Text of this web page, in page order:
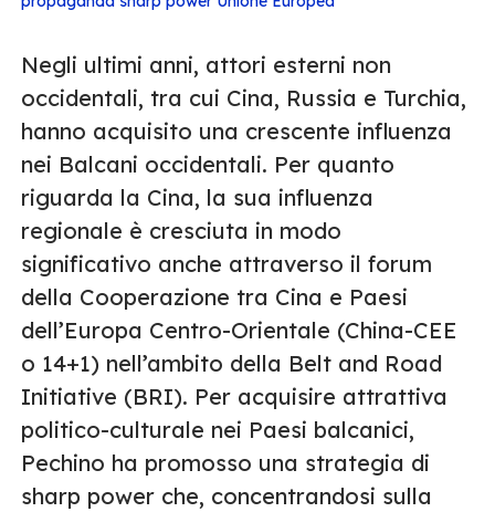
Negli ultimi anni, attori esterni non
occidentali, tra cui Cina, Russia e Turchia,
hanno acquisito una crescente influenza
nei Balcani occidentali. Per quanto
riguarda la Cina, la sua influenza
regionale è cresciuta in modo
significativo anche attraverso il forum
della Cooperazione tra Cina e Paesi
dell’Europa Centro-Orientale (China-CEE
o 14+1) nell’ambito della Belt and Road
Initiative (BRI). Per acquisire attrattiva
politico-culturale nei Paesi balcanici,
Pechino ha promosso una strategia di
sharp power che, concentrandosi sulla